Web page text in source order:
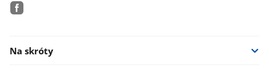
Na skróty